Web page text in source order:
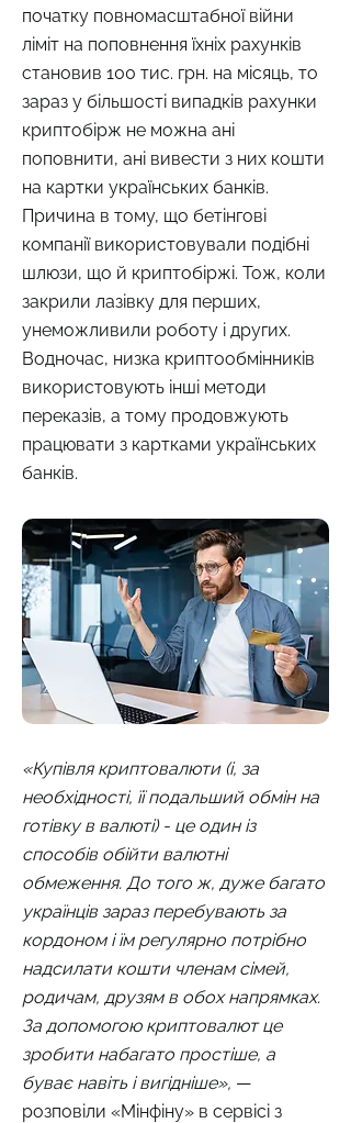
початку повномасштабної війни
ліміт на поповнення їхніх рахунків
становив 100 тис. грн. на місяць, то
зараз у більшості випадків рахунки
криптобірж не можна ані
поповнити, ані вивести з них кошти
на картки українських банків.
Причина в тому, що бетінгові
компанії використовували подібні
шлюзи, що й криптобіржі. Тож, коли
закрили лазівку для перших,
унеможливили роботу і других.
Водночас, низка криптообмінників
використовують інші методи
переказів, а тому продовжують
працювати з картками українських
банків.
«Купівля криптовалюти (і, за
необхідності, її подальший обмін на
готівку в валюті) - це один із
способів обійти валютні
обмеження. До того ж, дуже багато
українців зараз перебувають за
кордоном і їм регулярно потрібно
надсилати кошти членам сімей,
родичам, друзям в обох напрямках.
За допомогою криптовалют це
зробити набагато простіше, а
буває навіть і вигідніше», —
розповіли «Мінфіну» в сервісі з